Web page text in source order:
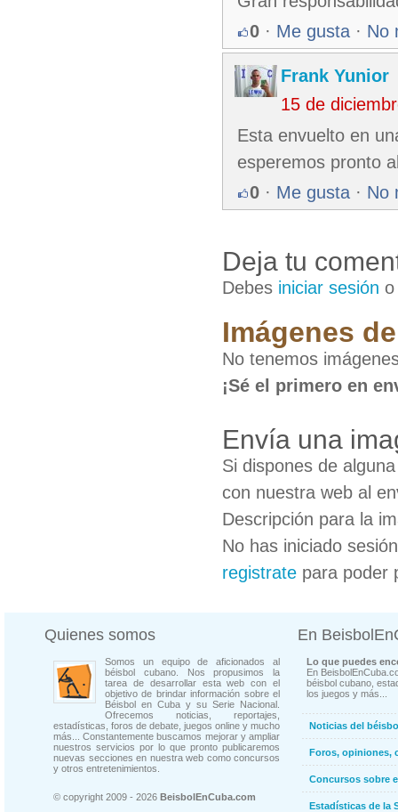
0 · Me gusta · No
Frank Yunior
15 de
Esta envuelto en
esperemos pronto
0 · Me gusta · No
Deja tu
Debes iniciar sesión
Imágenes
No tenemos
¡Sé el primero en
Envía una
Si dispones de
con nuestra web al
Descripción para la
No has iniciado
registrate para poder
Quienes somos
Somos un equipo de aficionados al
béisbol cubano. Nos propusimos la
tarea de desarrollar esta web con el
objetivo de brindar información sobre el
Béisbol en Cuba y su Serie Nacional.
Ofrecemos noticias, reportajes,
estadísticas, foros de debate, juegos online y mucho
más... Constantemente buscamos mejorar y ampliar
nuestros servicios por lo que pronto publicaremos
nuevas secciones en nuestra web como concursos
y otros entretenimientos.
© copyright 2009 - 2026 BeisbolEnCuba.com
En
Lo que puedes
En
béisbol cubano,
los juegos y más...
Noticias del
Foros, opiniones,
Concursos sobre
Estadísticas de la